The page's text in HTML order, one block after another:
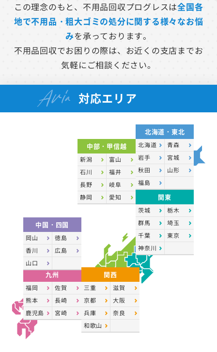
この理念のもと、不用品回収プログレスは全国各
地で不用品・粗大ゴミの処分に関する様々なお悩
みを承っております。
不用品回収でお困りの際は、お近くの支店までお
気軽にご相談ください。
Aria 対応エリア
北海道・東北
北海道
青森
岩手
宮城
秋田
山形
福島
関東
茨城
栃木
群馬
埼玉
千葉
東京
神奈川
中部・甲信越
新潟
富山
石川
福井
長野
岐阜
静岡
愛知
関西
三重
滋賀
京都
大阪
兵庫
奈良
和歌山
中国・四国
岡山
徳島
香川
広島
山口
九州
福岡
佐賀
熊本
長崎
鹿児島
宮崎